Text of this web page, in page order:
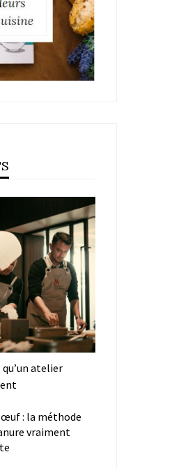
qu’un atelier
œuf : la méthode
vraiment